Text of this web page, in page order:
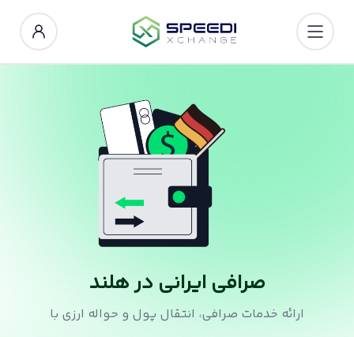
صرافی ایرانی در هلند
ارائه خدمات صرافی، انتقال پول و حواله ارزی با